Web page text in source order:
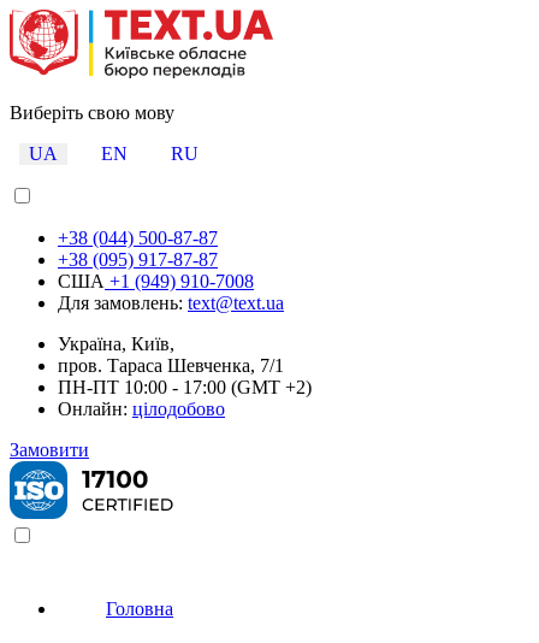
Виберіть свою мову
UA
EN RU
+38 (044) 500-87-87
+38 (095) 917-87-87
США +1 (949) 910-7008
Для замовлень: text@text.ua
Україна, Київ,
пров. Тараса Шевченка, 7/1
ПН-ПТ 10:00 - 17:00 (GMT +2)
Онлайн: цілодобово
Замовити
Головна